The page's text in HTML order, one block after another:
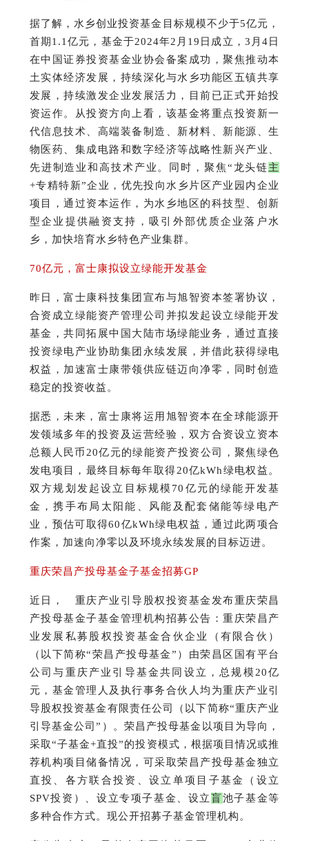
据了解，水乡创业投资基金目标规模不少于5亿元，
首期1.1亿元，基金于2024年2月19日成立，3月4日
在中国证券投资基金业协会备案成功，聚焦推动本
土实体经济发展，持续深化与水乡功能区五镇共享
发展，持续激发企业发展活力，目前已正式开始投
资运作。
从投资方向上看，该基金将重点投资新一
代信息技术、高端装备制造、新材料、新能源、生
物医药、集成电路和数字经济等战略性新兴产业、
先进制造业和高技术产业。 同时，聚焦“龙头链主
+专精特新”企业，优先投向水乡片区产业园内企业
项目，通过资本运作，为水乡地区的科技型、创新
型企业提供融资支持，吸引外部优质企业落户水
乡，加快培育水乡特色产业集群。
70亿元，富士康拟设立绿能开发基金
昨日，富士康科技集团宣布与旭智资本签署协议，
合资成立绿能资产管理公司并拟发起设立绿能开发
基金，共同拓展中国大陆市场绿能业务，通过直接
投资绿电产业协助集团永续发展，并借此获得绿电
权益，加速富士康带领供应链迈向净零，同时创造
稳定的投资收益。
据悉，未来，富士康将运用旭智资本在全球能源开
发领域多年的投资及运营经验，双方合资设立资本
总额人民币20亿元的绿能资产投资公司，聚焦绿色
发电项目，最终目标每年取得20亿kWh绿电权益。
双方规划发起设立目标规模70亿元的绿能开发基
金，携手布局太阳能、风能及配套储能等绿电产
业，预估可取得60亿kWh绿电权益，通过此两项合
作案，加速向净零以及环境永续发展的目标迈进。
重庆荣昌产投母基金子基金招募GP
近日， 重庆产业引导股权投资基金发布重庆荣昌
产投母基金子基金管理机构招募公告：重庆荣昌产
业发展私募股权投资基金合伙企业（有限合伙）
（以下简称“荣昌产投母基金”）由荣昌区国有平台
公司与重庆产业引导基金共同设立，总规模20亿
元，基金管理人及执行事务合伙人均为重庆产业引
导股权投资基金有限责任公司（以下简称“重庆产业
引导基金公司”）。 荣昌产投母基金以项目为导向，
采取“子基金+直投”的投资模式，根据项目情况或推
荐机构项目储备情况，可采取荣昌产投母基金独立
直投、各方联合投资、设立单项目子基金（设立
SPV投资）、设立专项子基金、设立盲池子基金等
多种合作方式。 现公开招募子基金管理机构。